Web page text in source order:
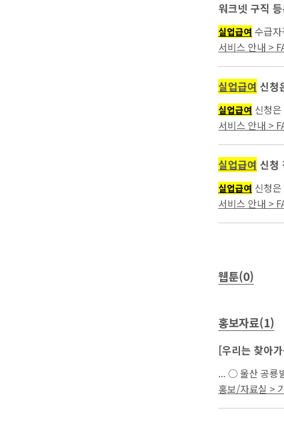
워크넷 구직
실업급여 수급
서비스 안내 >
실업급여 신청
실업급여 신청
서비스 안내 >
실업급여 신청
실업급여 신청
서비스 안내 >
웹툰(0)
홍보자료(1)
[우리는 찾아
... ○ 울산 공
진행하였으며
홍보/자료실 >